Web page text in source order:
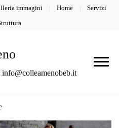
immagini Home Servizi